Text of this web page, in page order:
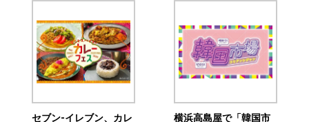
セブン‐イレブン、カレ 横浜高島屋で「韓国市